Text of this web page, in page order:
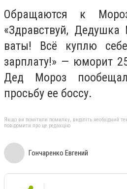
Обращаются к
«Здравствуй,
ваты! Всё куплю
зарплату!» — юморит
Дед Мороз
просьбу ее боссу.
Якщо ви помітили помилку, виділіть необхідний
повідомити про це редакцію
Гончаренко Евгений